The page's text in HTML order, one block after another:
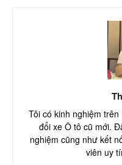
Tôi có kinh nghiệm
đổi xe Ô tô cũ mới.
nghiệm cũng như kết
viên uy